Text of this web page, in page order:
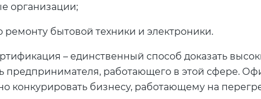
организации;
ремонту бытовой техники и электроники.
– единственный способ доказать
предпринимателя, работающего в этой сфере.
конкурировать бизнесу, работающему на